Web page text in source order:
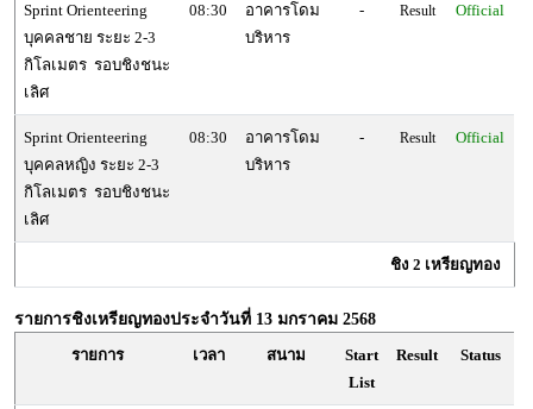
Sprint Orienteering
บุคคลชาย ระยะ 2-3
กิโลเมตร รอบชิงชนะ
เลิศ
08:30
อาคารโดม
บริหาร
- Result Official
Sprint Orienteering
บุคคลหญิง ระยะ 2-3
กิโลเมตร รอบชิงชนะ
เลิศ
08:30
อาคารโดม
บริหาร
- Result Official
ชิง 2 เหรียญทอง
รายการชิงเหรียญทองประจำวันที่ 13 มกราคม 2568
รายการ
เวลา สนาม
Start
List
Result Status